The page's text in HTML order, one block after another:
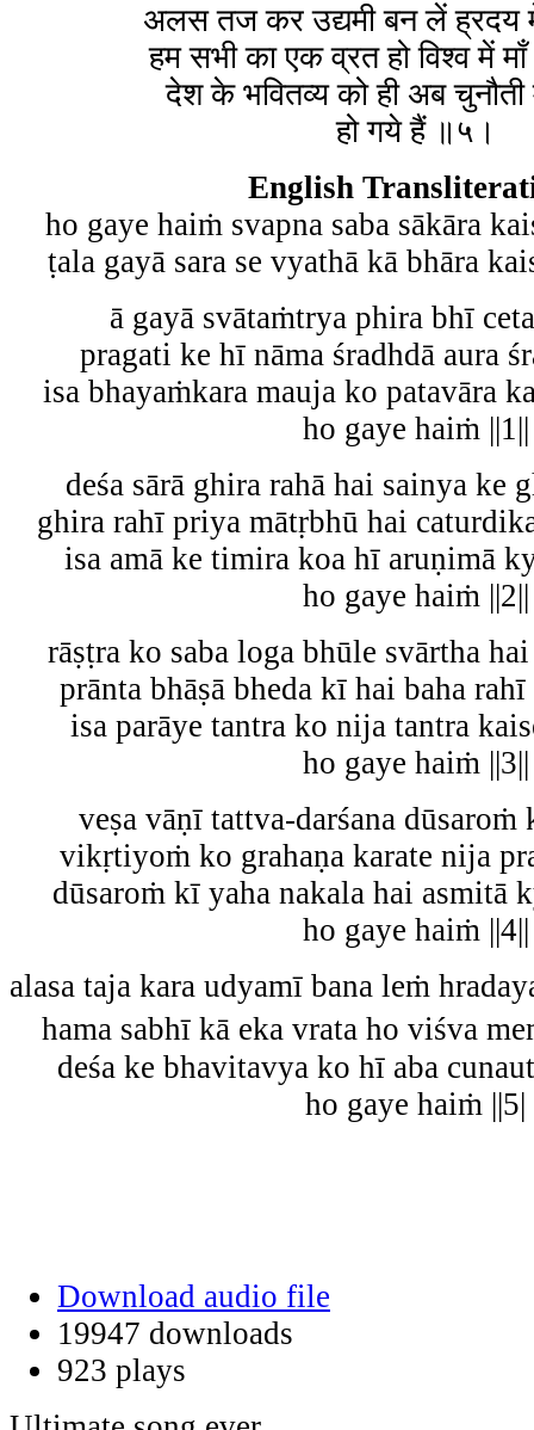
अलस तज कर उद्यमी बन लें ह्रदय
हम सभी का एक व्रत हो विश्व में माँ
देश के भवितव्य को ही अब
हो गये हैं ॥५।
English
ho gaye haiṁ svapna saba sākāra
ṭala gayā sara se vyathā kā bhāra
ā gayā svātaṁtrya phira bhī
pragati ke hī nāma śradhdā aura
isa bhayaṁkara mauja ko patavāra
ho gaye haiṁ ||1||
deśa sārā ghira rahā hai sainya ke
ghira rahī priya mātṛbhū hai
isa amā ke timira koa hī aruṇimā
ho gaye haiṁ ||2||
rāṣṭra ko saba loga bhūle svārtha
prānta bhāṣā bheda kī hai baha
isa parāye tantra ko nija tantra
ho gaye haiṁ ||3||
veṣa vāṇī tattva-darśana dūsaroṁ
vikṛtiyoṁ ko grahaṇa karate nija
dūsaroṁ kī yaha nakala hai asmitā
ho gaye haiṁ ||4||
alasa taja kara udyamī bana leṁ
hama sabhī kā eka vrata ho viśva
deśa ke bhavitavya ko hī aba
ho gaye haiṁ ||5|
Download audio file
19947 downloads
923 plays